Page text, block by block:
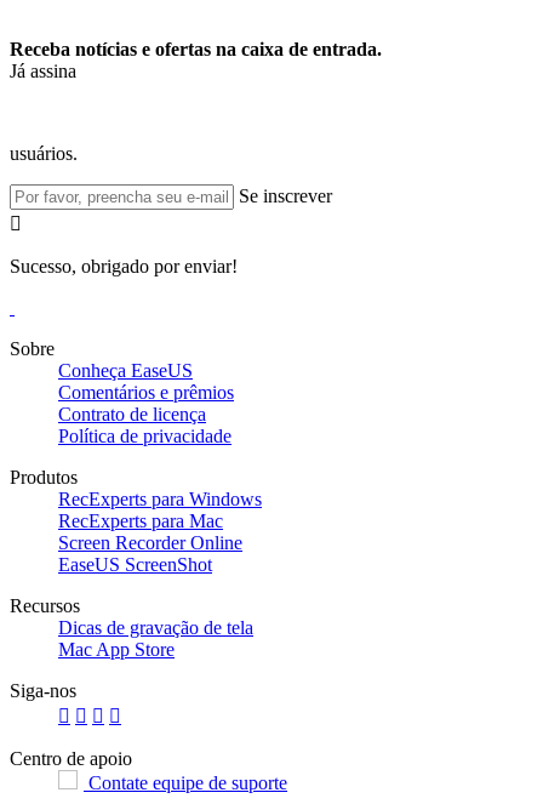
Receba notícias e ofertas na caixa de entrada.
Já assina
usuários.
Se inscrever

Sucesso, obrigado por enviar!
Sobre
Conheça EaseUS
Comentários e prêmios
Contrato de licença
Política de privacidade
Produtos
RecExperts para Windows
RecExperts para Mac
Screen Recorder Online
EaseUS ScreenShot
Recursos
Dicas de gravação de tela
Mac App Store
Siga-nos
   
Centro de apoio
Contate equipe de suporte